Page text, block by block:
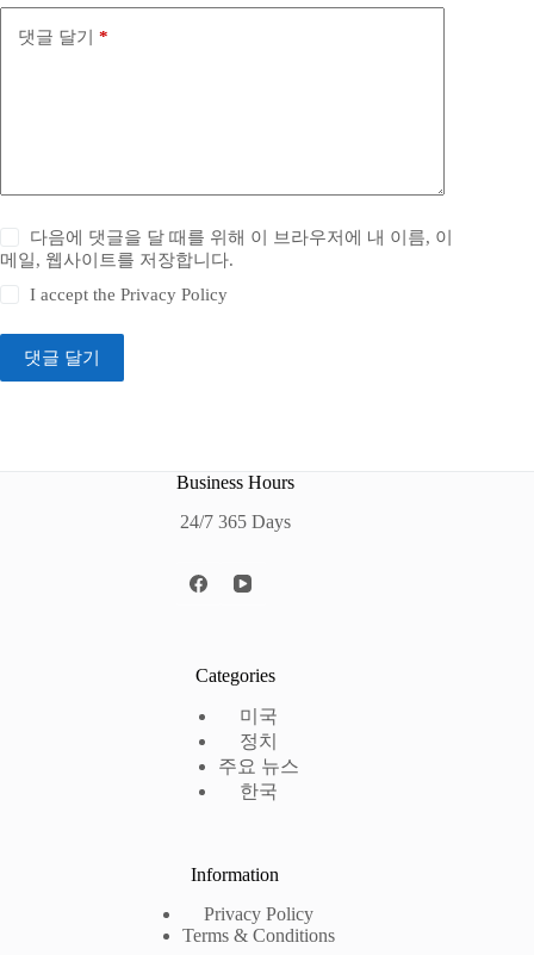
댓글 달기 *
다음에 댓글을 달 때를 위해 이 브라우저에 내 이름, 이
메일, 웹사이트를 저장합니다.
I accept thePrivacy Policy
댓글 달기
Business Hours
24/7 365 Days
Categories
미국
정치
주요 뉴스
한국
Information
Privacy Policy
Terms & Conditions